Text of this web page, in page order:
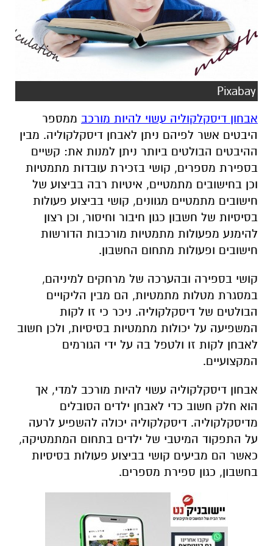
Pixabay
אבחון דיסקלקוליה עשוי להיות מורכב ממספר
היבטים אשר לפיהם ניתן לאבחן דיסקלקוליה. מבין
ההיבטים הבולטים ביותר ניתן למנות את: קשיים
בספירת מספרים, קושי בזכירת עובדות מתמטיות
וכן בחישובים מתמטיים, איטיות רבה בביצוע של
חישובים מתמטיים מגוונים, קושי בביצוע פעולות
בסיסיות של חשבון כגון חיבור וחיסור, וכן רצון
להימנע מפעולות מתמטיות מורכבות הדורשות
חישובים ופעולות מתחום החשבון.
קושי בספירה ובהערכה של מרחקים למיניהם,
במסגרת מטלות מתמטיות, הם מבין הליקויים
הבולטים של דיסקלקוליה. ניכר כי זו לקות
המשפיעה על יכולות מתמטיות בסיסיות, ולכן חשוב
לאבחן לקות זו ולטפל בה על ידי הגורמים
המקצועיים.
אבחון דיסקלקוליה עשוי להיות מורכב למדי, אך
הוא חלק חשוב כדי לאבחן ילדים הסובלים
מדיסקלקוליה. דיסקלקוליה יכולה להשפיע לרעה
על התפקוד המיטבי של ילדים בתחום המתמטיקה,
כאשר הם מביעים קושי בביצוע פעולות בסיסיות
בחשבון, כגון ספירת מספרים.